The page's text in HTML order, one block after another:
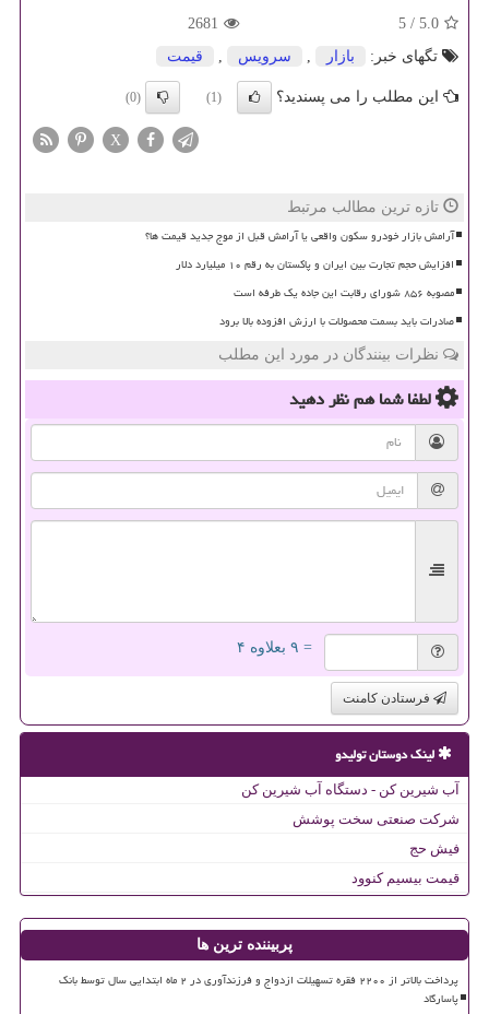
5.0
/
5
2681
تگهای خبر:
بازار سرویس قیمت
این مطلب را می پسندید؟ (1)
(0)
X
تازه ترین مطالب مرتبط
آرامش بازار خودرو سکون واقعی یا آرامش قبل از موج جدید قیمت ها؟
افزایش حجم تجارت بین ایران و پاکستان به رقم ۱۰ میلیارد دلار
مصوبه ۸۵۶ شورای رقابت این جاده یک طرفه است
صادرات باید بسمت محصولات با ارزش افزوده بالا برود
نظرات بینندگان در مورد این مطلب
لطفا شما همنظر دهید
= ۹ بعلاوه ۴
فرستادن کامنت
لینک دوستان تولیدو
آب شیرین کن - دستگاه آب شیرین کن
شرکت صنعتی سخت پوشش
فیش حج
قیمت بیسیم کنوود
پربیننده ترین ها
پرداخت بالاتر از ۲۲۰۰ فقره تسهیلات ازدواج و فرزندآوری در ۲ ماه ابتدایی سال توسط بانک
پاسارگاد